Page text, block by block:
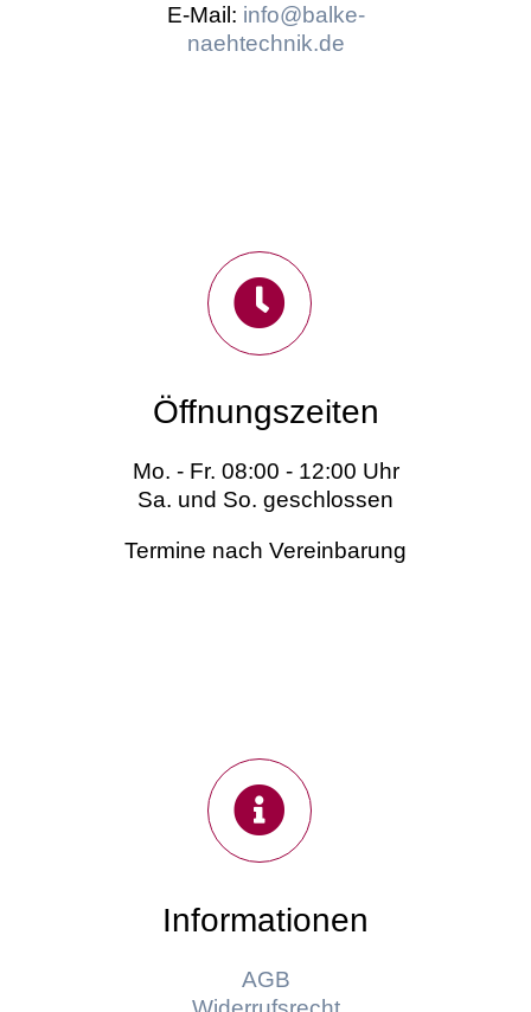
E-Mail: info@balke-
naehtechnik.de
Öffnungszeiten
Mo. - Fr. 08:00 - 12:00 Uhr
Sa. und So. geschlossen
Termine nach Vereinbarung
Informationen
AGB